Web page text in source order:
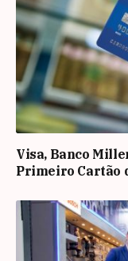
Visa, Banco
Primeiro Cartão